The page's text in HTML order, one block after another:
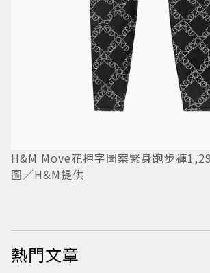
H&M Move花押字圖案緊身跑步褲
圖／H&M提供
熱門文章